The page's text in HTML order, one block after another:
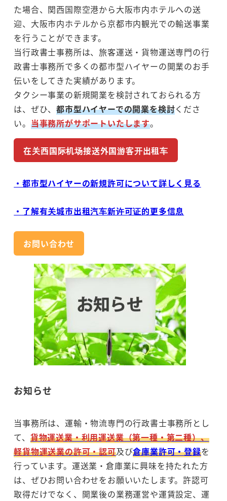
た場合、関西国際空港から大阪市内ホテルへの送
迎、大阪市内ホテルから京都市内観光での輸送事業
を行うことができます。
当行政書士事務所は、旅客運送・貨物運送専門の行
政書士事務所で多くの都市型ハイヤーの開業のお手
伝いをしてきた実績があります。
タクシー事業の新規開業を検討されておられる方
は、ぜひ、都市型ハイヤーでの開業を検討くださ
い。 当事務所がサポートいたします。
在关西国际机场接送外国游客开出租车
・都市型ハイヤーの新規許可について詳しく見る
・了解有关城市出租汽车新许可证的更多信息
お問い合わせ
お知らせ
当事務所は、運輸・物流専門の行政書士事務所とし
て、 貨物運送業・利用運送業（第一種・第二種）、
軽貨物運送業の許可・認可及び倉庫業許可・登録を
行っています。運送業・倉庫業に興味を持たれた方
は、ぜひお問い合わせをお願いいたします。許認可
取得だけでなく、開業後の業務運営や運賃設定、運